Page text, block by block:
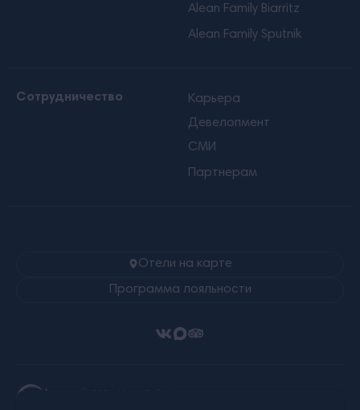
Alean Family Biarritz
Alean Family Sputnik
Сотрудничество
Карьера
Девелопмент
СМИ
Партнерам
Отели на карте
Программа лояльности